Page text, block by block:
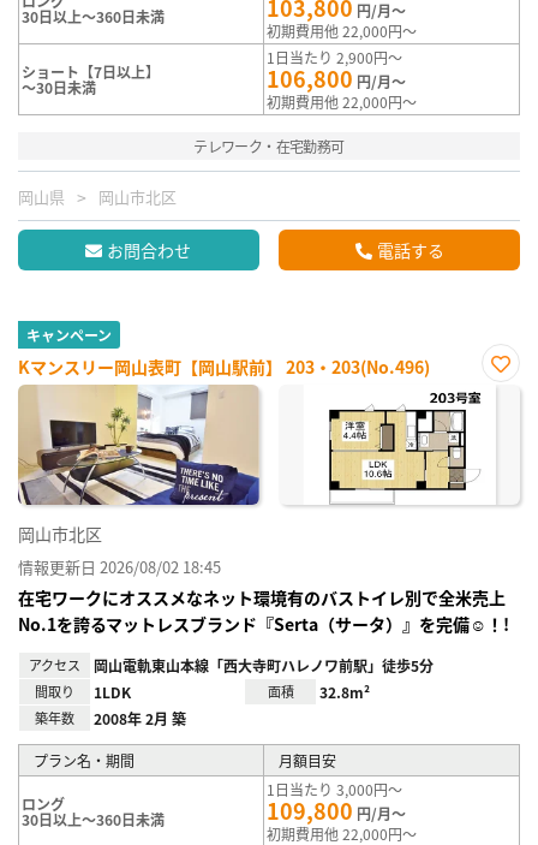
30日以上～360日未満 103,800 円/月～
初期費用他 22,000円～
ショート【7日以上】
～30日未満
1日当たり 2,900円～
106,800 円/月～
初期費用他 22,000円～
テレワーク・在宅勤務可
岡山県 岡山市北区
お問合わせ 電話する
キャンペーン
Kマンスリー岡山表町【岡山駅前】 203・203(No.496)
お気
岡山市北区
情報更新日 2026/08/02 18:45
在宅ワークにオススメなネット環境有のバストイレ別で全米売上
No.1を誇るマットレスブランド『Serta（サータ）』を完備☺！!
アクセス 岡山電軌東山本線「西大寺町ハレノワ前駅」徒歩5分
間取り 1LDK 面積 32.8m²
築年数 2008年 2月 築
プラン名・期間 月額目安
ロング
30日以上～360日未満
1日当たり 3,000円～
109,800 円/月～
初期費用他 22,000円～